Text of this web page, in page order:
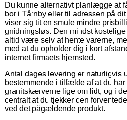
Du kunne alternativt planlægge at
bor i Tårnby eller til adressen på
viser sig tit en smule mindre
gnidningsløs. Den mindst
altid være selv at hente varerne,
med at du opholder dig i kort
internet firmaets hjemsted.
Antal dages levering er naturligvis
bestemmende i tilfælde af at du har
granitskærverne lige om lidt, og i
centralt at du tjekker den
ved det pågældende produkt.